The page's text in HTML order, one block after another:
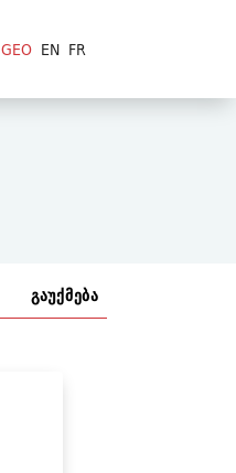
GEO EN FR
გაუქმება